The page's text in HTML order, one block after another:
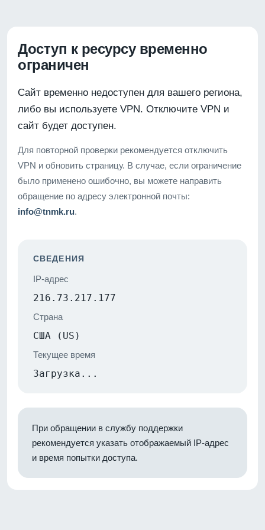
Доступ к ресурсу временно
ограничен
Сайт временно недоступен для вашего региона,
либо вы используете VPN. Отключите VPN и
сайт будет доступен.
Для повторной проверки рекомендуется отключить
VPN и обновить страницу. В случае, если ограничение
было применено ошибочно, вы можете направить
обращение по адресу электронной почты:
info@tnmk.ru.
СВЕДЕНИЯ
IP-адрес
216.73.217.177
Страна
США (US)
Текущее время
Загрузка...
При обращении в службу поддержки
рекомендуется указать отображаемый IP-адрес
и время попытки доступа.